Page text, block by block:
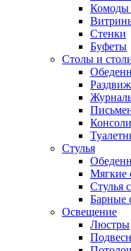
Комоды
Стенки
Буфеты
Столы и
Консоли
Стулья
Мягкие
Стулья
Барные
Освещение
Люстры